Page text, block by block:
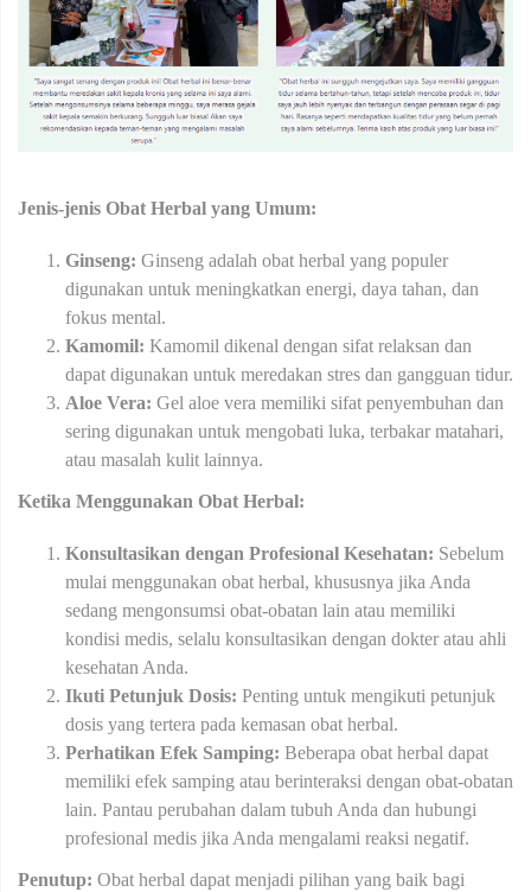
Jenis-jenis Obat Herbal yang Umum:
Ginseng: Ginseng adalah obat herbal yang populer
digunakan untuk meningkatkan energi, daya tahan, dan
fokus mental.
Kamomil: Kamomil dikenal dengan sifat relaksan dan
dapat digunakan untuk meredakan stres dan gangguan tidur.
Aloe Vera: Gel aloe vera memiliki sifat penyembuhan dan
sering digunakan untuk mengobati luka, terbakar matahari,
atau masalah kulit lainnya.
Ketika Menggunakan Obat Herbal:
Konsultasikan dengan Profesional Kesehatan: Sebelum
mulai menggunakan obat herbal, khususnya jika Anda
sedang mengonsumsi obat-obatan lain atau memiliki
kondisi medis, selalu konsultasikan dengan dokter atau ahli
kesehatan Anda.
Ikuti Petunjuk Dosis: Penting untuk mengikuti petunjuk
dosis yang tertera pada kemasan obat herbal.
Perhatikan Efek Samping: Beberapa obat herbal dapat
memiliki efek samping atau berinteraksi dengan obat-obatan
lain. Pantau perubahan dalam tubuh Anda dan hubungi
profesional medis jika Anda mengalami reaksi negatif.
Penutup: Obat herbal dapat menjadi pilihan yang baik bagi